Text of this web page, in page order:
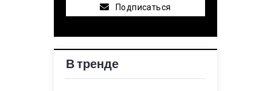
Подписаться
В тренде